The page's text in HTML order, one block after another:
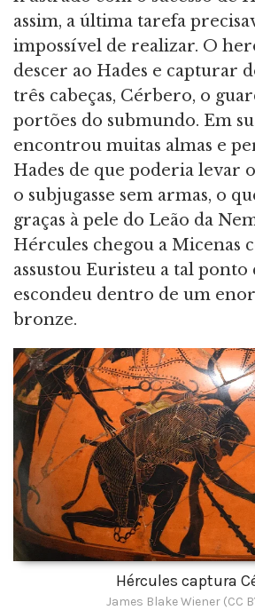
assim, a última tarefa
impossível de realizar. O
descer ao Hades e capturar
três cabeças, Cérbero, o
portões do submundo. Em
encontrou muitas almas e
Hades de que poderia levar
o subjugasse sem armas, o
graças à pele do Leão da
Hércules chegou a Micenas
assustou Euristeu a tal ponto
escondeu dentro de um
bronze.
Hércules captura
James Blake Wiener (CC